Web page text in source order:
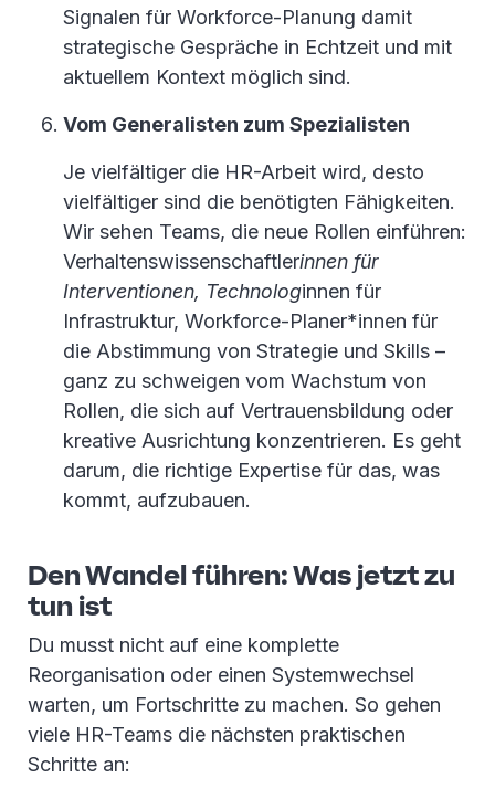
Signalen für Workforce-Planung damit
strategische Gespräche in Echtzeit und mit
aktuellem Kontext möglich sind.
Vom Generalisten zum Spezialisten
Je vielfältiger die HR-Arbeit wird, desto
vielfältiger sind die benötigten Fähigkeiten.
Wir sehen Teams, die neue Rollen einführen:
Verhaltenswissenschaftlerinnen für
Interventionen, Technologinnen für
Infrastruktur, Workforce-Planer*innen für
die Abstimmung von Strategie und Skills –
ganz zu schweigen vom Wachstum von
Rollen, die sich auf Vertrauensbildung oder
kreative Ausrichtung konzentrieren. Es geht
darum, die richtige Expertise für das, was
kommt, aufzubauen.
Den Wandel führen: Was jetzt zu
tun ist
Du musst nicht auf eine komplette
Reorganisation oder einen Systemwechsel
warten, um Fortschritte zu machen. So gehen
viele HR-Teams die nächsten praktischen
Schritte an: